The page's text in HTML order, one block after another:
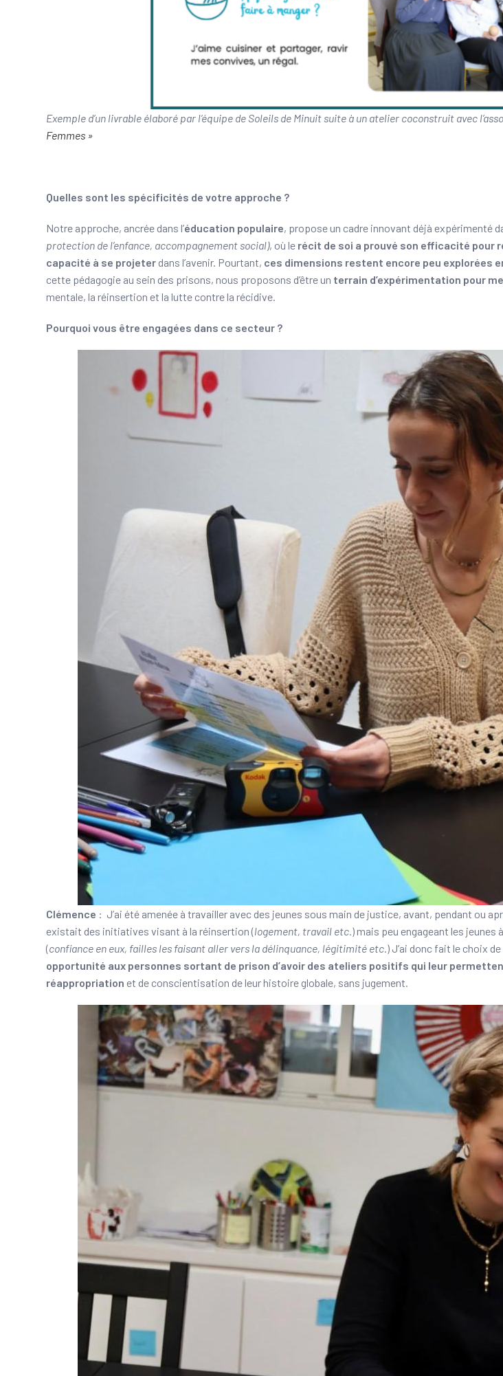
Exemple d’un livrable élaboré par l’équipe de Soleils de Minuit suite à un atelier coconstruit avec
Femmes »
Quelles sont les spécificités de votre approche ?
Notre approche, ancrée dans l’éducation populaire, propose un cadre innovant déjà expérimenté
protection de l’enfance, accompagnement social), où le récit de soi a prouvé son efficacité pour
capacité à se projeter dans l’avenir. Pourtant, ces dimensions restent encore peu explorées
cette pédagogie au sein des prisons, nous proposons d’être un terrain d’expérimentation pour
mentale, la réinsertion et la lutte contre la récidive.
Pourquoi vous être engagées dans ce secteur ?
Clémence : J’ai été amenée à travailler avec des jeunes sous main de justice, avant, pendant ou
existait des initiatives visant à la réinsertion (logement, travail etc.) mais peu engageant les
(confiance en eux, failles les faisant aller vers la délinquance, légitimité etc.) J’ai donc fait le choix
opportunité aux personnes sortant de prison d’avoir des ateliers positifs qui leur
réappropriation et de conscientisation de leur histoire globale, sans jugement.